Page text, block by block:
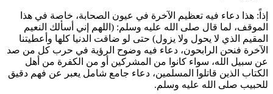
إذاً: هذا دعاء فيه تعظيم الآخرة في عيون الصحابة، خاصة في هذا
الموقف، لما قال صلى الله عليه وسلم: ( اللهم إني أسألك النعيم
المقيم الذي لا يحول ولا يزول) حتى لو ضاقت الدنيا كلها وأعطيتنا
الآخرة فنحن الرابحون، دعاء فيه وضوح الرؤية في حرب كل من صد
عن سبيل الله، سواء كانوا من المشركين أو من الكفرة من أهل
الكتاب الذين قاتلوا المسلمين، دعاء جامع شامل يعبر عن فهم دقيق
للحبيب صلى الله عليه وسلم.